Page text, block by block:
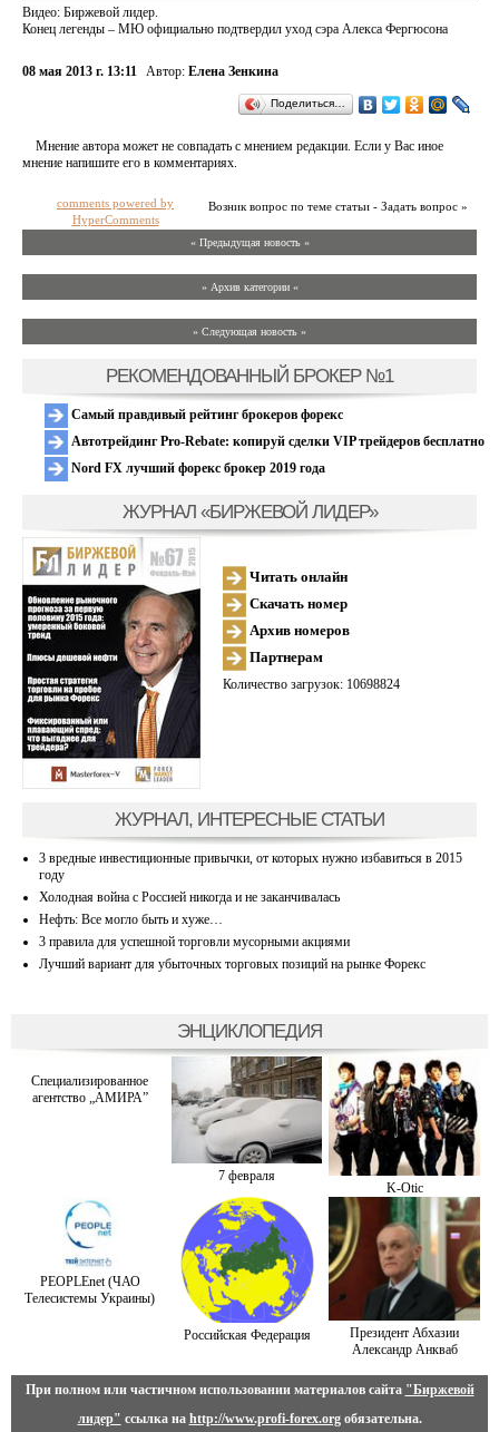
Видео: Биржевой лидер.
Конец легенды – МЮ официально подтвердил уход сэра Алекса Фергюсона
08 мая 2013 г. 13:11 Автор: Елена Зенкина
Поделиться…
Мнение автора может не совпадать с мнением редакции. Если у Вас иное
мнение напишите его в комментариях.
Возник вопрос по теме статьи - Задать вопрос »
comments powered by
HyperComments
« Предыдущая новость «
» Архив категории «
» Следующая новость »
РЕКОМЕНДОВАННЫЙ БРОКЕР №1
Самый правдивый рейтинг брокеров форекс
Автотрейдинг Pro-Rebate: копируй сделки VIP трейдеров бесплатно
Nord FX лучший форекс брокер 2019 года
ЖУРНАЛ «БИРЖЕВОЙ ЛИДЕР»
Читать онлайн
Скачать номер
Архив номеров
Партнерам
Количество загрузок: 10698824
ЖУРНАЛ, ИНТЕРЕСНЫЕ СТАТЬИ
3 вредные инвестиционные привычки, от которых нужно избавиться в 2015
году
Холодная война с Россией никогда и не заканчивалась
Нефть: Все могло быть и хуже…
3 правила для успешной торговли мусорными акциями
Лучший вариант для убыточных торговых позиций на рынке Форекс
ЭНЦИКЛОПЕДИЯ
Специализированное
агентство „АМИРА”
7 февраля
K-Otiс
PEOPLEnet (ЧАО
Телесистемы Украины)
Российская Федерация
Президент Абхазии
Александр Анкваб
При полном или частичном использовании материалов сайта "Биржевой
лидер" ссылка на http://www.profi-forex.orgобязательна.